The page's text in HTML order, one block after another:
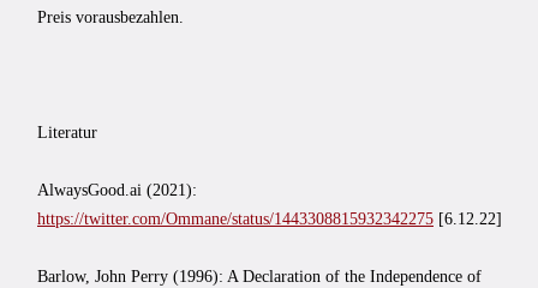
Preis vorausbezahlen.
Literatur
AlwaysGood.ai (2021):
https://twitter.com/Ommane/status/1443308815932342275 [6.12.22]
Barlow, John Perry (1996): A Declaration of the Independence of